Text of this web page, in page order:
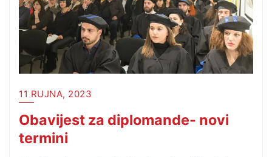
11 RUJNA, 2023
Obavijest za diplomande- novi
termini